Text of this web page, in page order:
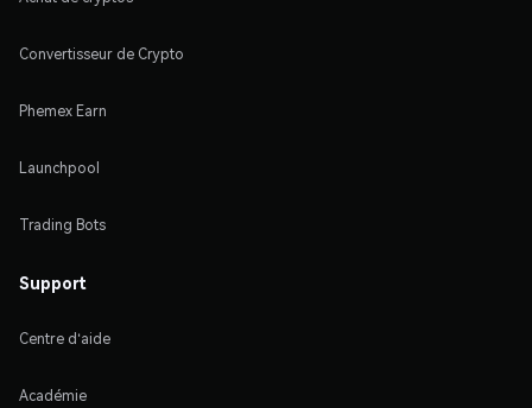
Convertisseur de Crypto
Phemex Earn
Launchpool
Trading Bots
Support
Centre d'aide
Académie